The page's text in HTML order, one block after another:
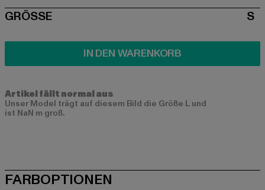
SIZE
GRÖSSE S
IN DEN WARENKORB
Artikel fällt normal aus
Unser Model trägt auf diesem Bild die Größe L und
ist NaN m groß.
FARBOPTIONEN